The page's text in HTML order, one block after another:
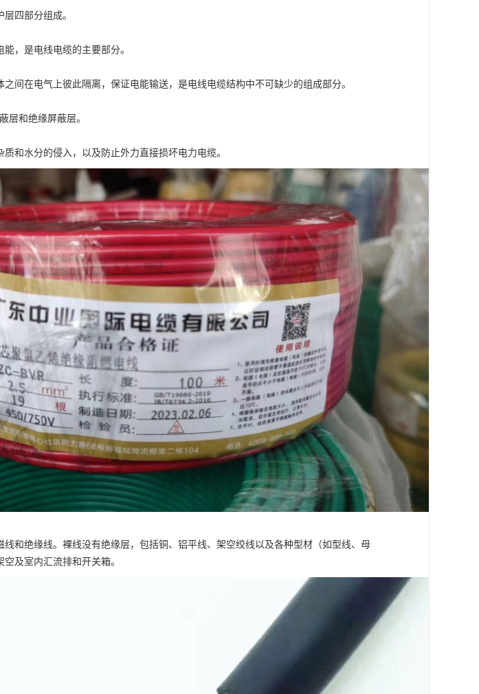
四部分组成。
，是电线电缆的主要部分。
间在电气上彼此隔离，保证电能输送，是电线电缆结构中不可缺少的组成部分。
层和绝缘屏蔽层。
和水分的侵入，以及防止外力直接损坏电力电缆。
和绝缘线。裸线没有绝缘层，包括铜、铝平线、架空绞线以及各种型材（如型线、母
及室内汇流排和开关箱。